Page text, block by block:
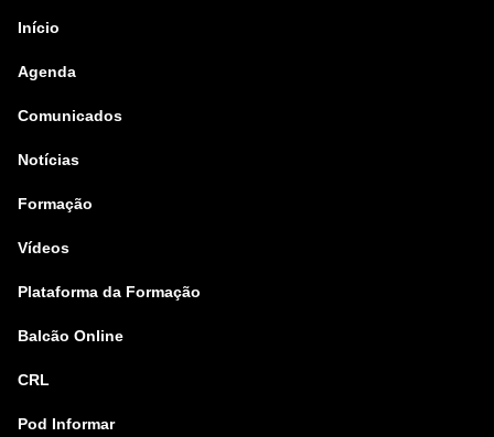
Início
Agenda
Comunicados
Notícias
Formação
Vídeos
Plataforma da Formação
Balcão Online
CRL
Pod Informar